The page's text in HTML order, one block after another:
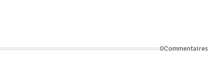
0Commentaires